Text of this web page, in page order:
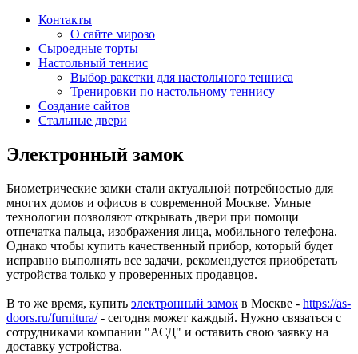
Контакты
О сайте мирозо
Сыроедные торты
Настольный теннис
Выбор ракетки для настольного тенниса
Тренировки по настольному теннису
Создание сайтов
Стальные двери
Электронный замок
Биометрические замки стали актуальной потребностью для
многих домов и офисов в современной Москве. Умные
технологии позволяют открывать двери при помощи
отпечатка пальца, изображения лица, мобильного телефона.
Однако чтобы купить качественный прибор, который будет
исправно выполнять все задачи, рекомендуется приобретать
устройства только у проверенных продавцов.
В то же время, купить электронный замок в Москве - https://as-
doors.ru/furnitura/- сегодня может каждый. Нужно связаться с
сотрудниками компании "АСД" и оставить свою заявку на
доставку устройства.